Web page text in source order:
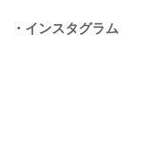
・インスタグラム